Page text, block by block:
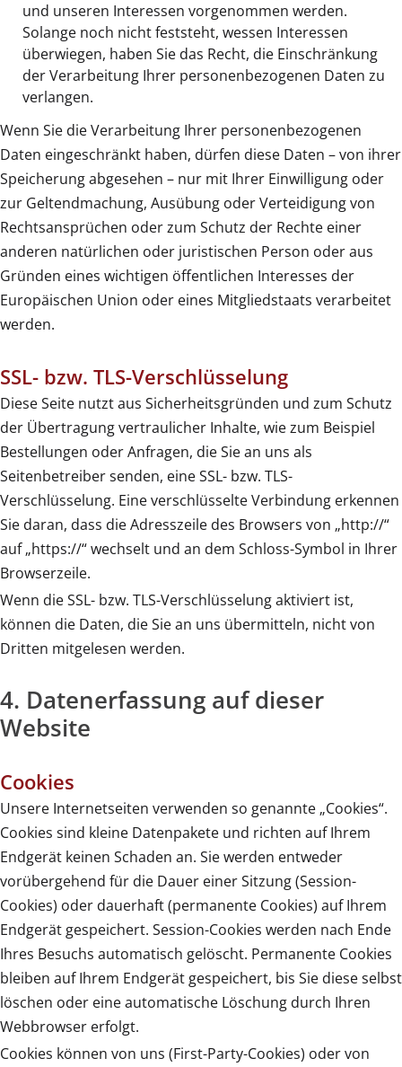
und unseren Interessen vorgenommen werden.
Solange noch nicht feststeht, wessen Interessen
überwiegen, haben Sie das Recht, die Einschränkung
der Verarbeitung Ihrer personenbezogenen Daten zu
verlangen.
Wenn Sie die Verarbeitung Ihrer personenbezogenen
Daten eingeschränkt haben, dürfen diese Daten – von ihrer
Speicherung abgesehen – nur mit Ihrer Einwilligung oder
zur Geltendmachung, Ausübung oder Verteidigung von
Rechtsansprüchen oder zum Schutz der Rechte einer
anderen natürlichen oder juristischen Person oder aus
Gründen eines wichtigen öffentlichen Interesses der
Europäischen Union oder eines Mitgliedstaats verarbeitet
werden.
SSL- bzw. TLS-Verschlüsselung
Diese Seite nutzt aus Sicherheitsgründen und zum Schutz
der Übertragung vertraulicher Inhalte, wie zum Beispiel
Bestellungen oder Anfragen, die Sie an uns als
Seitenbetreiber senden, eine SSL- bzw. TLS-
Verschlüsselung. Eine verschlüsselte Verbindung erkennen
Sie daran, dass die Adresszeile des Browsers von „http://“
auf „https://“ wechselt und an dem Schloss-Symbol in Ihrer
Browserzeile.
Wenn die SSL- bzw. TLS-Verschlüsselung aktiviert ist,
können die Daten, die Sie an uns übermitteln, nicht von
Dritten mitgelesen werden.
4. Datenerfassung auf dieser
Website
Cookies
Unsere Internetseiten verwenden so genannte „Cookies“.
Cookies sind kleine Datenpakete und richten auf Ihrem
Endgerät keinen Schaden an. Sie werden entweder
vorübergehend für die Dauer einer Sitzung (Session-
Cookies) oder dauerhaft (permanente Cookies) auf Ihrem
Endgerät gespeichert. Session-Cookies werden nach Ende
Ihres Besuchs automatisch gelöscht. Permanente Cookies
bleiben auf Ihrem Endgerät gespeichert, bis Sie diese selbst
löschen oder eine automatische Löschung durch Ihren
Webbrowser erfolgt.
Cookies können von uns (First-Party-Cookies) oder von